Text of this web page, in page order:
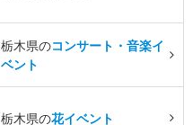
栃木県のコンサート・音楽イ
ベント
栃木県の花イベント